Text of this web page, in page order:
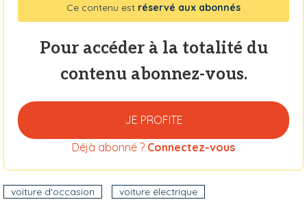
Ce contenu est réservé aux abonnés
Pour accéder à la totalité du
contenu abonnez-vous.
JE PROFITE
Déjà abonné ? Connectez-vous
voiture d'occasion voiture électrique